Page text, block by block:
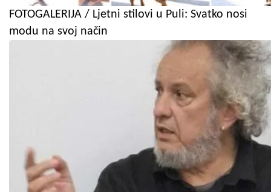
FOTOGALERIJA / Ljetni stilovi u Puli: Svatko nosi
modu na svoj način